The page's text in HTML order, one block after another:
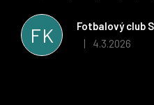
FK
Fotbalový club
Hodnocení
| 4.3.2026
stran. Věříme, že v tomto
i nadále, nyní už začínáme